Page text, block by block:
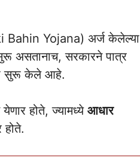
Yojana) अर्ज केलेल्या
असतानाच, सरकारने पात्र
सुरू केले आहे.
होते, ज्यामध्ये आधार